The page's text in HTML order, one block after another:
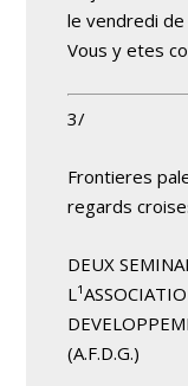
le vendredi de
Vous y etes
3/
Frontieres
regards
DEUX
(A.F.D.G.)